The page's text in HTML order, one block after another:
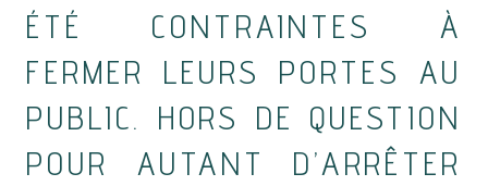
ÉTÉ CONTRAINTES À
FERMER LEURS PORTES AU
PUBLIC. HORS DE QUESTION
POUR AUTANT D’ARRÊTER